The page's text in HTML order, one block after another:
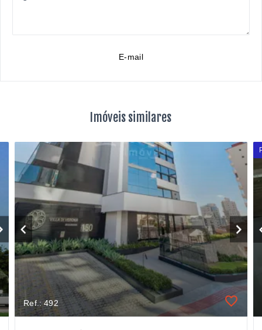
E-mail
Imóveis similares
Ref.: 492